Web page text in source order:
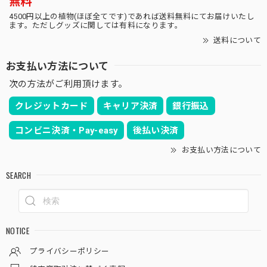
4500円以上の植物(ほぼ全てです)であれば送料無料にてお届けいたし
ます。ただしグッズに関しては有料になります。
送料について
お支払い方法について
次の方法がご利用頂けます。
クレジットカード キャリア決済 銀行振込
コンビニ決済・Pay-easy 後払い決済
お支払い方法について
SEARCH
NOTICE
プライバシーポリシー